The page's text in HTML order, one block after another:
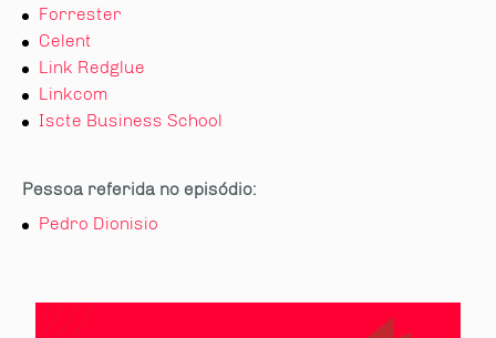
Forrester
Celent
Link Redglue
Linkcom
Iscte Business School
Pessoa referida no episódio:
Pedro Dionisio